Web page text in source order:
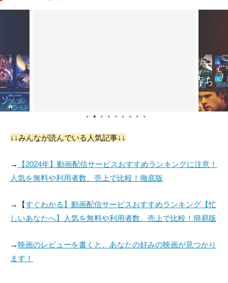
役：Le sous-officier
役：Soldat barrage
役：Jeune soldat bl
essé
役：Radio Speaker
(voice)
● ● ● ● ● ● ● ● ●
↓↓みんなが読んでいる人気記事↓↓
→
【2024年】動画配信サービスおすすめランキングに注意！
人気を無料や利用者数、売上で比較！徹底版
→【すぐわかる】動画配信サービスおすすめランキング【忙
しいあなたへ】人気を無料や利用者数、売上で比較！簡易版
→映画のレビューを書くと、あなたの好みの映画が見つかり
ます！